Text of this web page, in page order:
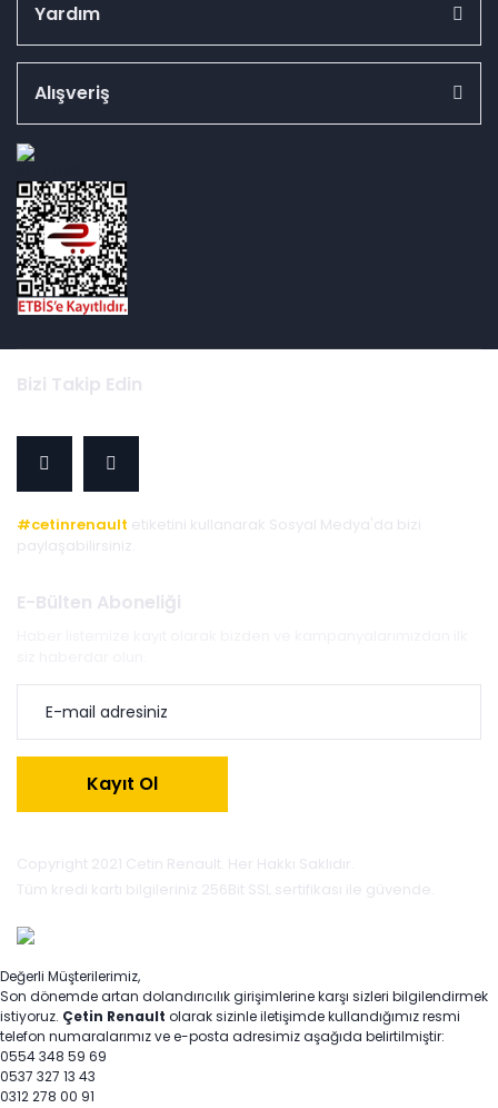
Yardım
Alışveriş
Bizi Takip Edin
#cetinrenault etiketini kullanarak Sosyal Medya'da bizi
paylaşabilirsiniz.
E-Bülten Aboneliği
Kayıt Ol
Copyright 2021 Cetin Renault. Her Hakkı Saklıdır.
Tüm kredi kartı bilgileriniz 256Bit SSL sertifikası ile güvende.
Değerli Müşterilerimiz,
Son dönemde artan dolandırıcılık girişimlerine karşı sizleri bilgilendirmek
istiyoruz. Çetin Renault olarak sizinle iletişimde kullandığımız resmi
telefon numaralarımız ve e-posta adresimiz aşağıda belirtilmiştir:
0554 348 59 69
0537 327 13 43
0312 278 00 91